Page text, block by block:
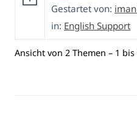
Gestartet von:
in: English Support
Ansicht von 2 Themen – 1